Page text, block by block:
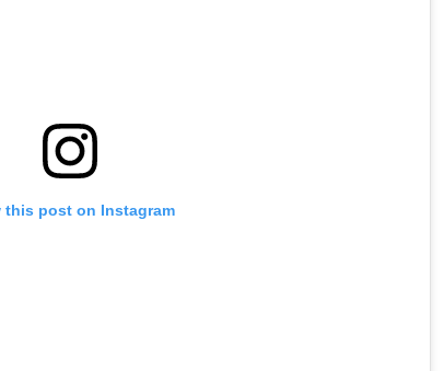
this post on Instagram